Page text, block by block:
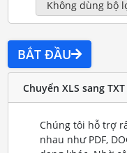
BẮT ĐẦU
Chuyển XLS sang TXT
Chúng tôi hỗ trợ
nhau như PDF,